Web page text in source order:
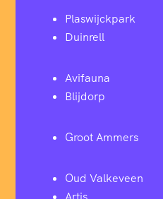
Plaswijckpark
Duinrell
Avifauna
Blijdorp
Groot Ammers
Oud Valkeveen